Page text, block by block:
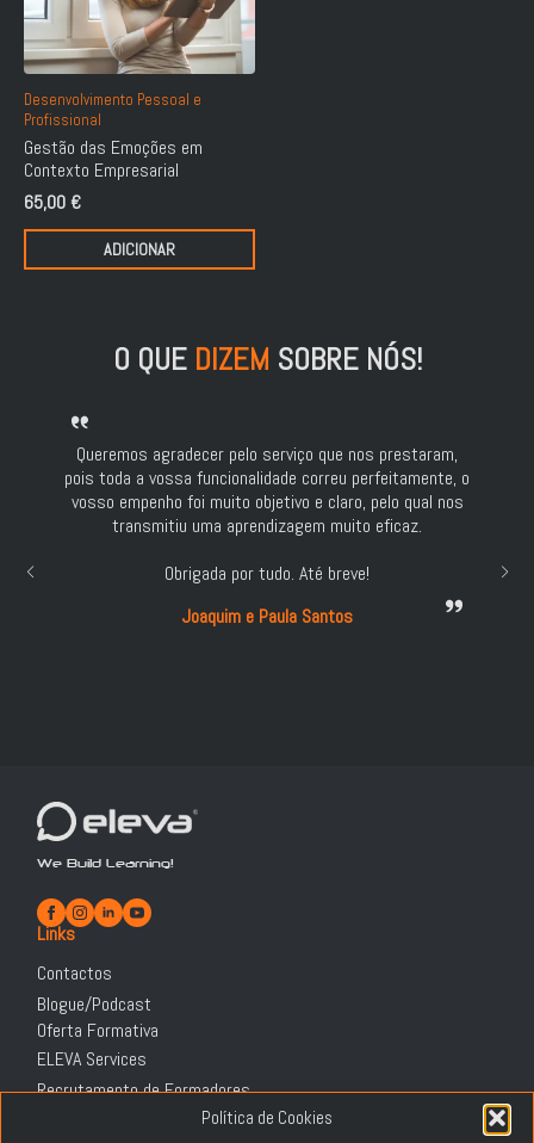
Política de Cookies
Desenvolvimento Pessoal e
Profissional
Gestão das Emoções em
Contexto Empresarial
65,00 €
ADICIONAR
O QUE DIZEM SOBRE NÓS!
Queremos agradecer pelo serviço que nos prestaram,
pois toda a vossa funcionalidade correu perfeitamente, o
vosso empenho foi muito objetivo e claro, pelo qual nos
transmitiu uma aprendizagem muito eficaz.
Obrigada por tudo. Até breve!
Joaquim e Paula Santos
We Build Learning!
Links
Contactos
Blogue/Podcast
Oferta Formativa
ELEVA Services
Recrutamento de Formadores